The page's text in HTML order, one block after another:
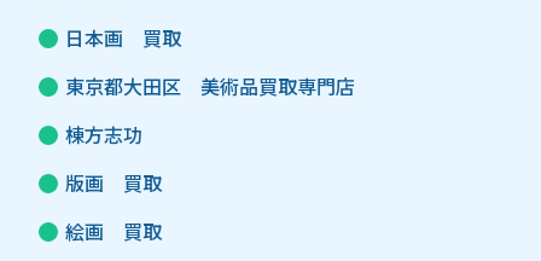
日本画 買取
東京都大田区 美術品買取専門店
棟方志功
版画 買取
絵画 買取